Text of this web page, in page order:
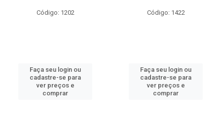
Código: 1202
Faça seu login ou
cadastre-se para
ver preços e
comprar
Código: 1422
Faça seu login ou
cadastre-se para
ver preços e
comprar